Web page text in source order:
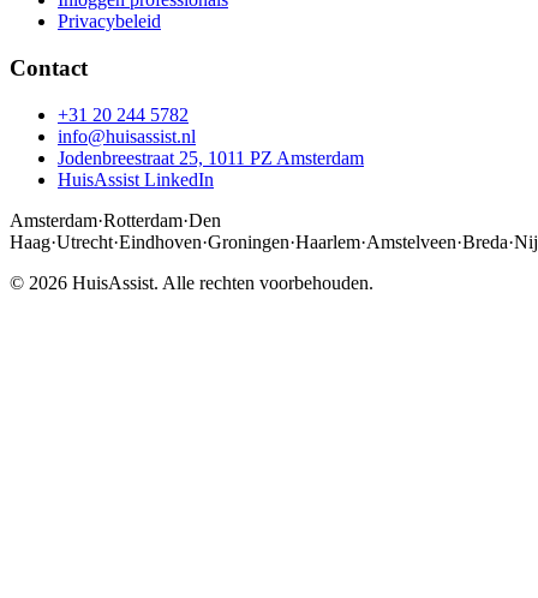
Privacybeleid
Contact
+31 20 244 5782
info@huisassist.nl
Jodenbreestraat 25, 1011 PZ Amsterdam
HuisAssist LinkedIn
Amsterdam·Rotterdam·Den
Haag·Utrecht·Eindhoven·Groningen·Haarlem·Amstelveen·Breda·
© 2026 HuisAssist. Alle rechten voorbehouden.